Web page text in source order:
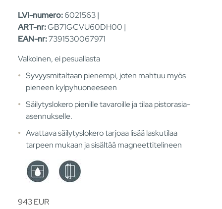
LVI-numero:6021563 |
ART-nr:GB71GCVU60DH00 |
EAN-nr:7391530067971
Valkoinen, ei pesuallasta
Syvyysmitaltaan pienempi, joten mahtuu myös
pieneen kylpyhuoneeseen
Säilytyslokero pienille tavaroille ja tilaa pistorasia-
asennukselle.
Avattava säilytyslokero tarjoaa lisää laskutilaa
tarpeen mukaan ja sisältää magneettitelineen
943EUR